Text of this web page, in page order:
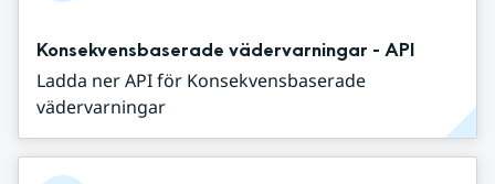
Konsekvensbaserade vädervarningar - API
Ladda ner API för Konsekvensbaserade
vädervarningar